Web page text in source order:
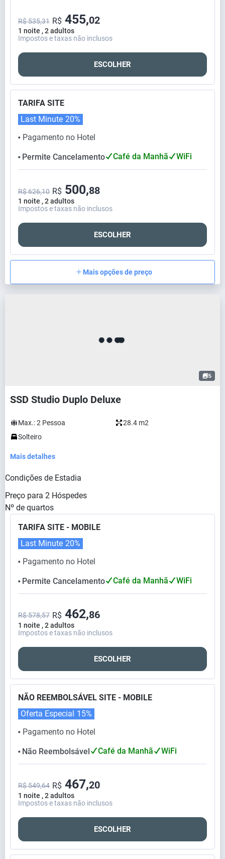
1 noite , 2 adultos
R$ 535,31 R$ 455,02
Impostos e taxas não inclusos
ESCOLHER
TARIFA SITE
⬤ Pagamento no Hotel
Last Minute 20%
⬤ Permite Cancelamento Café da Manhã WiFi
1 noite , 2 adultos
R$ 626,10 R$ 500,88
Impostos e taxas não inclusos
ESCOLHER
Mais opções de preço
5
SSD Studio Duplo Deluxe
Max.:2 Pessoa
28.4 m2
Solteiro
Mais detalhes
Condições de Estadia
Preço para 2 Hóspedes
Nº de quartos
TARIFA SITE - MOBILE
⬤ Pagamento no Hotel
Last Minute 20%
⬤ Permite Cancelamento Café da Manhã WiFi
1 noite , 2 adultos
R$ 578,57 R$ 462,86
Impostos e taxas não inclusos
ESCOLHER
NÃO REEMBOLSÁVEL SITE - MOBILE
⬤ Pagamento no Hotel
Oferta Especial 15%
⬤ Não Reembolsável Café da Manhã WiFi
1 noite , 2 adultos
R$ 549,64 R$ 467,20
Impostos e taxas não inclusos
ESCOLHER